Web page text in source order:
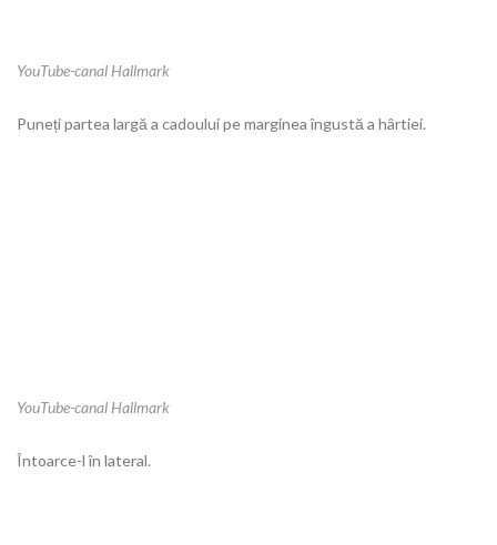
YouTube-canal Hallmark
Puneți partea largă a cadoului pe marginea îngustă a hârtiei.
YouTube-canal Hallmark
Întoarce-l în lateral.